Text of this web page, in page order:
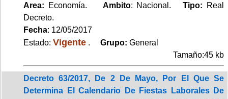
Area: Economía. Ambito: Nacional.Tipo:
Real
Decreto.
Fecha: 12/05/2017
Estado: Vigente . Grupo: General
Tamaño:45 kb
Decreto 63/2017, De 2 De Mayo, Por El Que Se
Determina El Calendario De Fiestas Laborales De